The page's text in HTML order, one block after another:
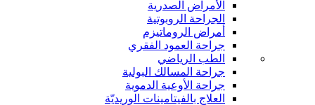
الأمراض الصدرية
الجراحة الروبوتية
أمراض الروماتيزم
جراحة العمود الفقري
الطب الرياضي
جراحة المسالك البولية
جراحة الأوعية الدموية
العلاج بالفيتامينات الوريديّة